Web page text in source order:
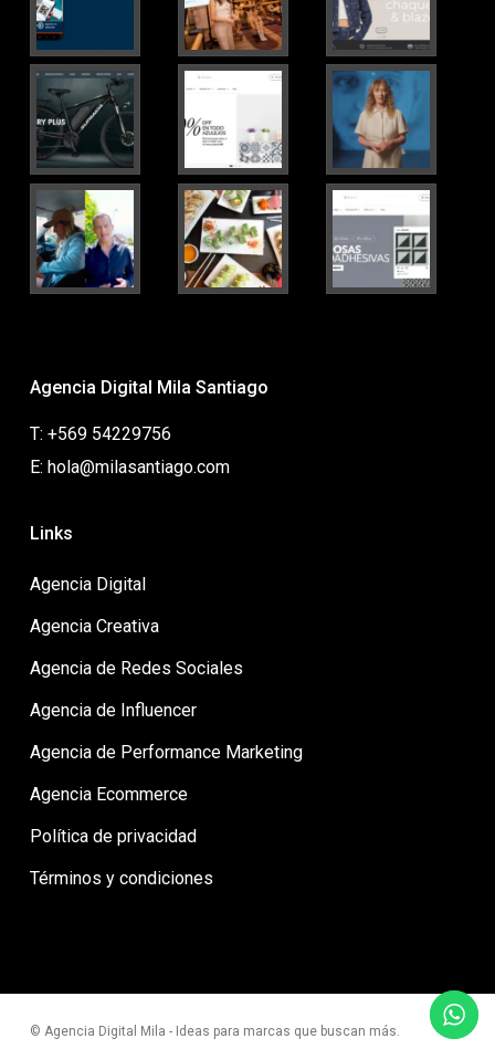
Agencia Digital Mila Santiago
T: +569 54229756
E: hola@milasantiago.com
Links
Agencia Digital
Agencia Creativa
Agencia de Redes Sociales
Agencia de Influencer
Agencia de Performance Marketing
Agencia Ecommerce
Política de privacidad
Términos y condiciones
© Agencia Digital Mila - Ideas para marcas que buscan más.